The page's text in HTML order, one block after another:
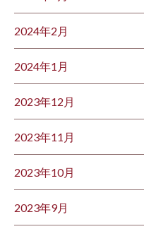
2024年2月
2024年1月
2023年12月
2023年11月
2023年10月
2023年9月